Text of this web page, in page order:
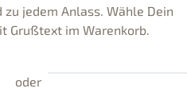
zu jedem Anlass. Wähle Dein
Grußtext im Warenkorb.